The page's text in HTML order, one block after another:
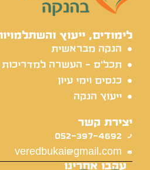
לימודים, ייעוץ
הנקה מבראשית
תכל'ס - העשרה למדריכות
כנסים וימי עיון
ייעוץ הנקה
יצירת קשר
052-397-4692
veredbukai@gmail.com
עקבו אחרינו